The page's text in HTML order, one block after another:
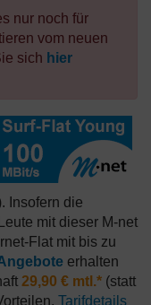
nur noch für
vom neuen
sich hier
Insofern die
mit dieser M-net
Flat mit bis zu
erhalten
29,90 € mtl.* (statt
Tarifdetails